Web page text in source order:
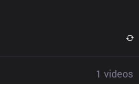
1 videos